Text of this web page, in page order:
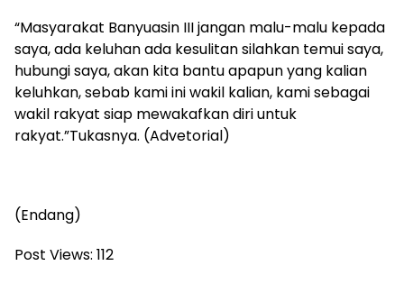
“Masyarakat Banyuasin III jangan malu-malu kepada
saya, ada keluhan ada kesulitan silahkan temui saya,
hubungi saya, akan kita bantu apapun yang kalian
keluhkan, sebab kami ini wakil kalian, kami sebagai
wakil rakyat siap mewakafkan diri untuk
rakyat.”Tukasnya. (Advetorial)
(Endang)
Post Views: 112